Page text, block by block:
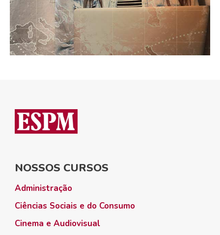
NOSSOS CURSOS
Administração
Ciências Sociais e do Consumo
Cinema e Audiovisual